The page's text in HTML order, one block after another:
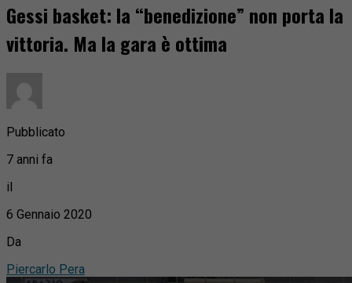
Gessi basket: la “benedizione” non porta la
vittoria. Ma la gara è ottima
Pubblicato
7 anni fa
il
6 Gennaio 2020
Da
Piercarlo Pera